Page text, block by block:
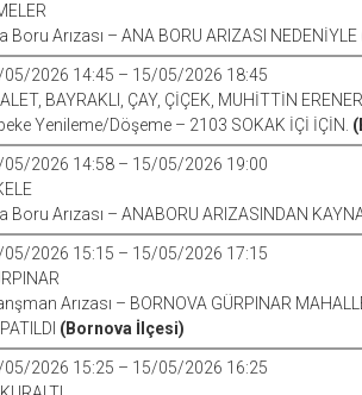
Boru Arızası – ANA BORU ARIZASI NEDENİYLE
05/2026 14:45 – 15/05/2026 18:45
BAYRAKLI, ÇAY, ÇİÇEK, MUHİTTİN ERENER
Yenileme/Döşeme – 2103 SOKAK İÇİ İÇİN.
05/2026 14:58 – 15/05/2026 19:00
Boru Arızası – ANABORU ARIZASINDAN
05/2026 15:15 – 15/05/2026 17:15
Arızası – BORNOVA GÜRPINAR
(Bornova İlçesi)
05/2026 15:25 – 15/05/2026 16:25